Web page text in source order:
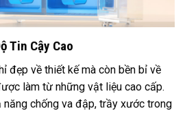
Tin Cậy Cao
đẹp về thiết kế mà còn bền bỉ về
làm từ những vật liệu cao cấp.
chống va đập, trầy xước trong